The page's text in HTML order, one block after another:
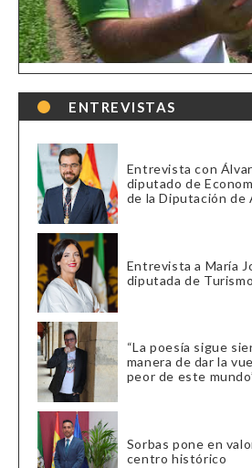
ENTREVISTAS
Entrevista con
diputado de
de la Diputación de
Entrevista a María
diputada de
“La poesía sigue
manera de dar la
peor de este
Sorbas pone en
centro histórico